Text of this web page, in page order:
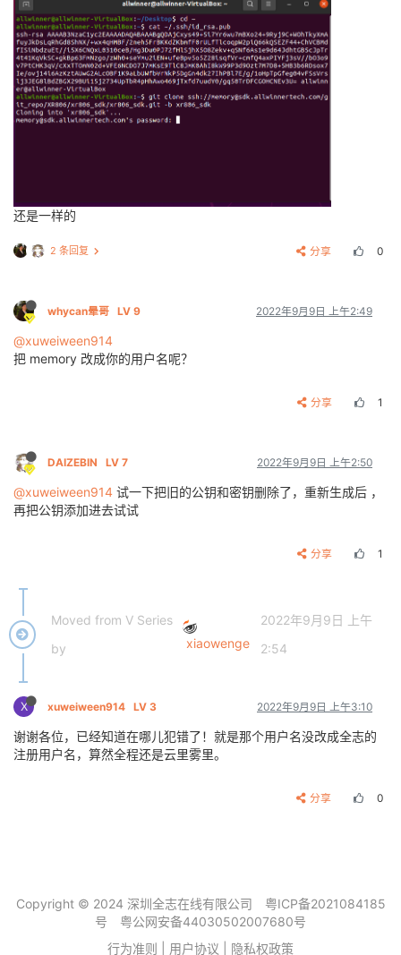
还是一样的
2 条回复 分享 0
whycan晕哥 LV 9 2022年9月9日 上午2:49
@xuweiween914
把 memory 改成你的用户名呢？
分享 1
DAIZEBIN LV 7 2022年9月9日 上午2:50
@xuweiween914 试一下把旧的公钥和密钥删除了，重新生成后 ，
再把公钥添加进去试试
分享 1
Moved from V Series
by
xiaowenge
2022年9月9日 上午
2:54
X xuweiween914 LV 3 2022年9月9日 上午3:10
谢谢各位，已经知道在哪儿犯错了！就是那个用户名没改成全志的
注册用户名，算然全程还是云里雾里。
分享 0
Copyright © 2024 深圳全志在线有限公司
粤ICP备2021084185
号
粤公网安备44030502007680号
行为准则
用户协议 隐私权政策